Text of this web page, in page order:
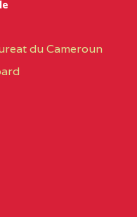
du Cameroun